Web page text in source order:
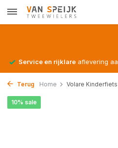
Service en rijklare aflevering
Terug Home Volare Kinderfiets
10% sale